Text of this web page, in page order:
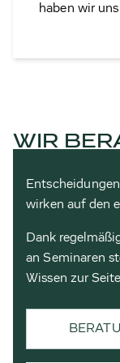
haben wir
WIR
wirken auf den
Dank
an Seminaren
Wissen zur